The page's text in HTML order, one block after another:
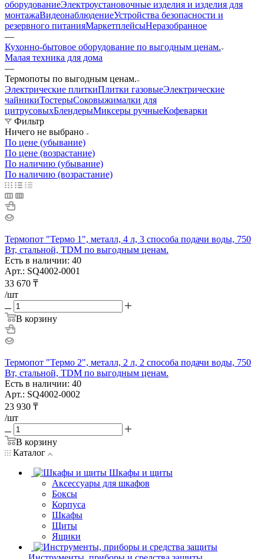
оборудованиеЭлектроустановочные изделия и изделия для
монтажаВидеонаблюдениеУстройства безопасности и
резервного питанияМаркетплейсыНеразобранное
—
Кухонно-бытовое оборудование по выгодным ценам.
Малая техника для дома
—
Термопоты по выгодным ценам.
Электрические плиткиПлитки газовыеЭлектрические
чайникиТостерыСоковыжималки для
цитрусовыхБлендерыМиксеры ручныеКофеварки
Фильтр
Ничего не выбрано
По цене (убывание)
По цене (возрастание)
По наличию (убывание)
По наличию (возрастание)
Термопот "Термо 1", металл, 4 л, 3 способа подачи воды, 750
Вт, стальной, TDM по выгодным ценам.
Есть в наличии: 40
Арт.: SQ4002-0001
33 670 ₸
/шт
В корзину
Термопот "Термо 2", металл, 2 л, 2 способа подачи воды, 750
Вт, стальной, TDM по выгодным ценам.
Есть в наличии: 40
Арт.: SQ4002-0002
23 930 ₸
/шт
В корзину
Каталог
Шкафы и щиты
Аксессуары для шкафов
Боксы
Корпуса
Шкафы
Щиты
Ящики